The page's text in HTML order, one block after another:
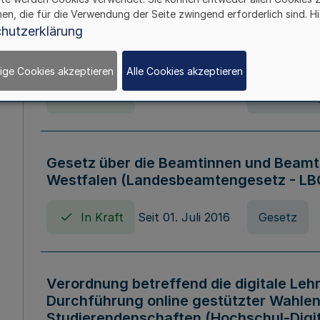
Verordnung über die
Nordrhein-Westfalen
Gesetz über die Beamtinnen und
Westfalen (Landesbeamtengesetz -
In Kraft Seit 01. Juli 2016 Gesetz
Verordnung betreffend die digitale
Durchführung online gestützter
die für die Verwendung der Seite zwingend erforderlich sind.
Cookies akzeptieren Alle Cookies akzeptieren